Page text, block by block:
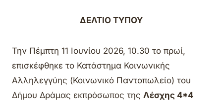
ΔΕΛΤΙΟ ΤΥΠΟΥ
Την Πέμπτη 11 Ιουνίου 2026, 10.30 το πρωί,
επισκέφθηκε το Κατάστημα Κοινωνικής
Αλληλεγγύης (Κοινωνικό Παντοπωλείο) του
Δήμου Δράμας εκπρόσωπος της Λέσχης 4*4